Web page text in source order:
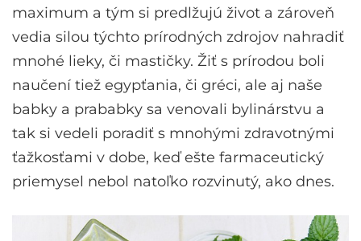
maximum a tým si predlžujú život a zároveň
vedia silou týchto prírodných zdrojov nahradiť
mnohé lieky, či mastičky. Žiť s prírodou boli
naučení tiež egypťania, či gréci, ale aj naše
babky a prababky sa venovali bylinárstvu a
tak si vedeli poradiť s mnohými zdravotnými
ťažkosťami v dobe, keď ešte farmaceutický
priemysel nebol natoľko rozvinutý, ako dnes.